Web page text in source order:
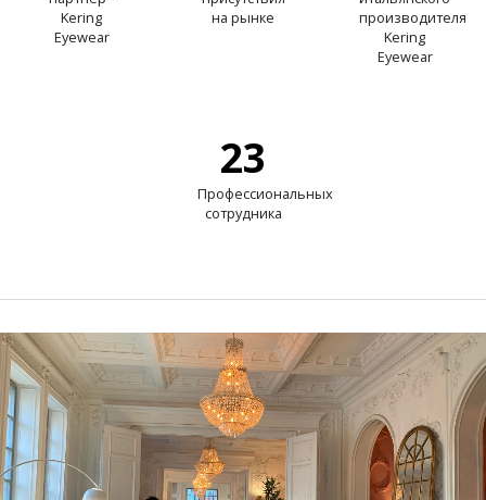
Kering
Eyewear
на рынке
производителя
Kering
Eyewear
23
Профессиональных
сотрудника